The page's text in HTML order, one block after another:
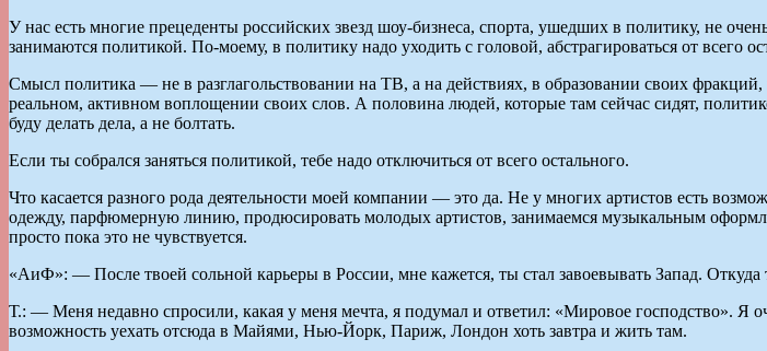
У нас есть многие прецеденты российских звезд шоу-бизнеса, спорта, ушедших в политику, не
занимаются политикой. По-моему, в политику надо уходить с головой, абстрагироваться от всего
Смысл политика — не в разглагольствовании на ТВ, а на действиях, в образовании своих
реальном, активном воплощении своих слов. А половина людей, которые там сейчас сидят,
буду делать дела, а не болтать.
Если ты собрался заняться политикой, тебе надо отключиться от всего остального.
Что касается разного рода деятельности моей компании — это да. Не у многих артистов есть
одежду, парфюмерную линию, продюсировать молодых артистов, занимаемся музыкальным
просто пока это не чувствуется.
«АиФ»: — После твоей сольной карьеры в России, мне кажется, ты стал завоевывать Запад. Откуда
Т.: — Меня недавно спросили, какая у меня мечта, я подумал и ответил: «Мировое господство».
возможность уехать отсюда в Майями, Нью-Йорк, Париж, Лондон хоть завтра и жить там.